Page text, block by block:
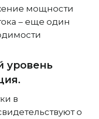
мощности
– еще один
уровень
в
о